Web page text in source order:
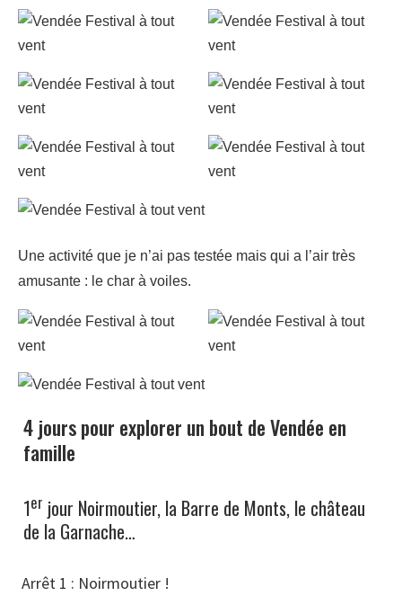
Une activité que je n’ai pas testée mais qui a l’air très
amusante : le char à voiles.
4 jours pour explorer un bout de Vendée en
famille
1er jour Noirmoutier, la Barre de Monts, le château
de la Garnache…
Arrêt 1 : Noirmoutier !